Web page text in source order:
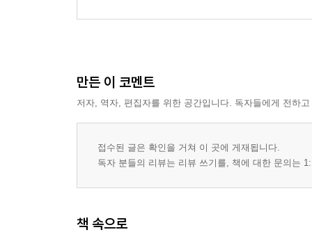
만든 이 코멘트
저자, 역자, 편집자를 위한 공간입니다. 독자들에게 전하
접수된 글은 확인을 거쳐 이 곳에 게재됩니다.
독자 분들의 리뷰는 리뷰 쓰기를, 책에 대한 문의는
책 속으로